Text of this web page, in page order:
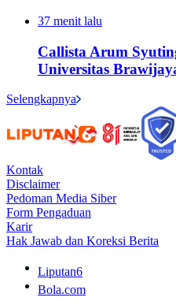
37 menit lalu
Callista Arum
Universitas
Selengkapnya
Kontak
Disclaimer
Pedoman Media Siber
Form Pengaduan
Karir
Hak Jawab dan Koreksi Berita
Liputan6
Bola.com